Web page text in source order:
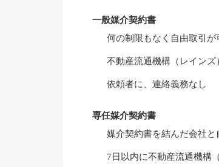
一般媒介契約書
何の制限もなく自由取引が
不動産流通機構（レインズ
依頼者に、連絡義務なし
専任媒介契約書
媒介契約書を結んだ会社
7日以内に不動産流通機構